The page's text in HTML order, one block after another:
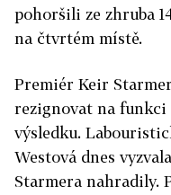
pohoršili ze zhruba
na čtvrtém místě.
Premiér Keir
rezignovat na funkci
výsledku.
Westová dnes
Starmera nahradily.